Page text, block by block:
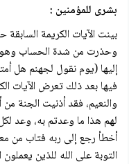
بشرى للمؤمنين :
بينت الآيات الكريمة
وحذرت من شدة الحساب
إليها (يوم نقول لجهنم هل
فيها بعد ذلك تعرض الآيات
والنعيم، فقد أذنيت الجنة من
لهم هذا ما وعدتم به، وعد
أخطأ رجع إلى ربه فتاب من